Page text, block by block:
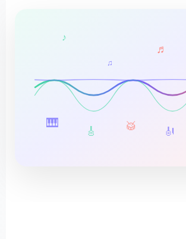
♬
🎹
🎸 🥁 🎻